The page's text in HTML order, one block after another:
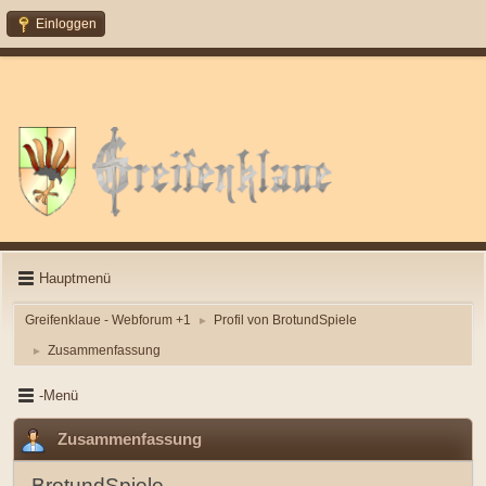
Einloggen
Hauptmenü
Greifenklaue - Webforum +1 ► Profil von BrotundSpiele
► Zusammenfassung
-Menü
Zusammenfassung